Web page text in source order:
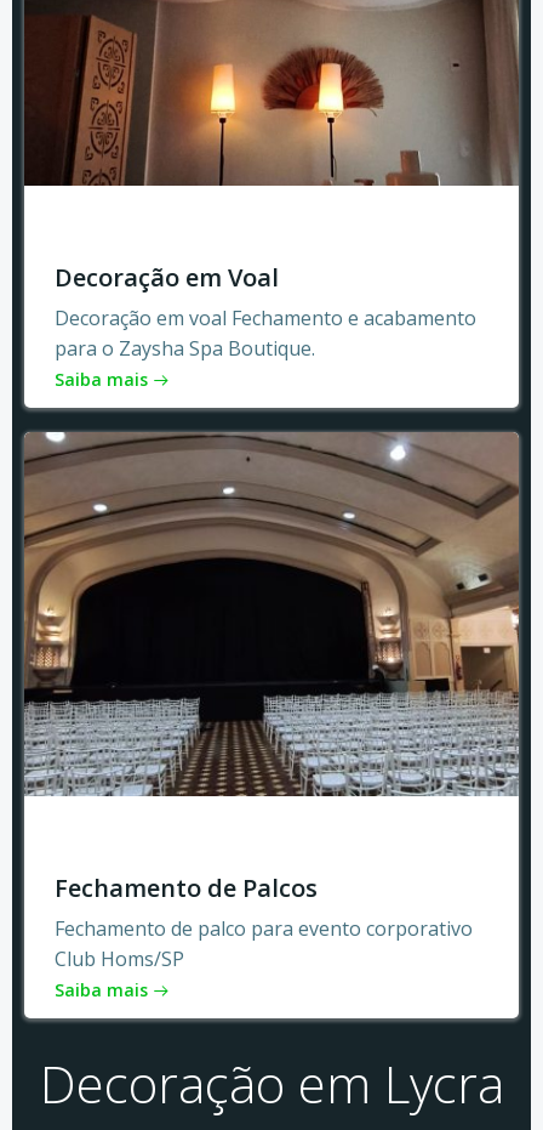
Decoração em Voal
Decoração em voal Fechamento e acabamento
para o Zaysha Spa Boutique.
Saiba mais
Fechamento de Palcos
Fechamento de palco para evento corporativo
Club Homs/SP
Saiba mais
Decoração em Lycra